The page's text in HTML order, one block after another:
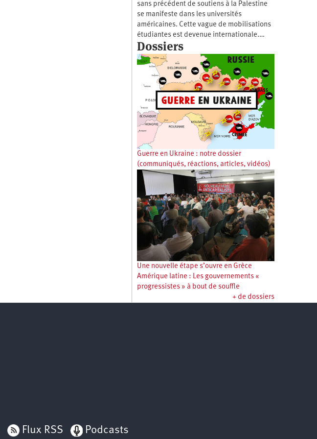
sans précédent de soutiens à la Palestine
se manifeste dans les universités
américaines. Cette vague de mobilisations
étudiantes est devenue internationale.…
Dossiers
Guerre en Ukraine : notre dossier
(communiqués, réactions, articles, vidéos)
Une nouvelle étape s’ouvre en Grèce
Amérique latine : Les gouvernements «
progressistes » à bout de souffle
+ de dossiers
Flux RSS Podcasts